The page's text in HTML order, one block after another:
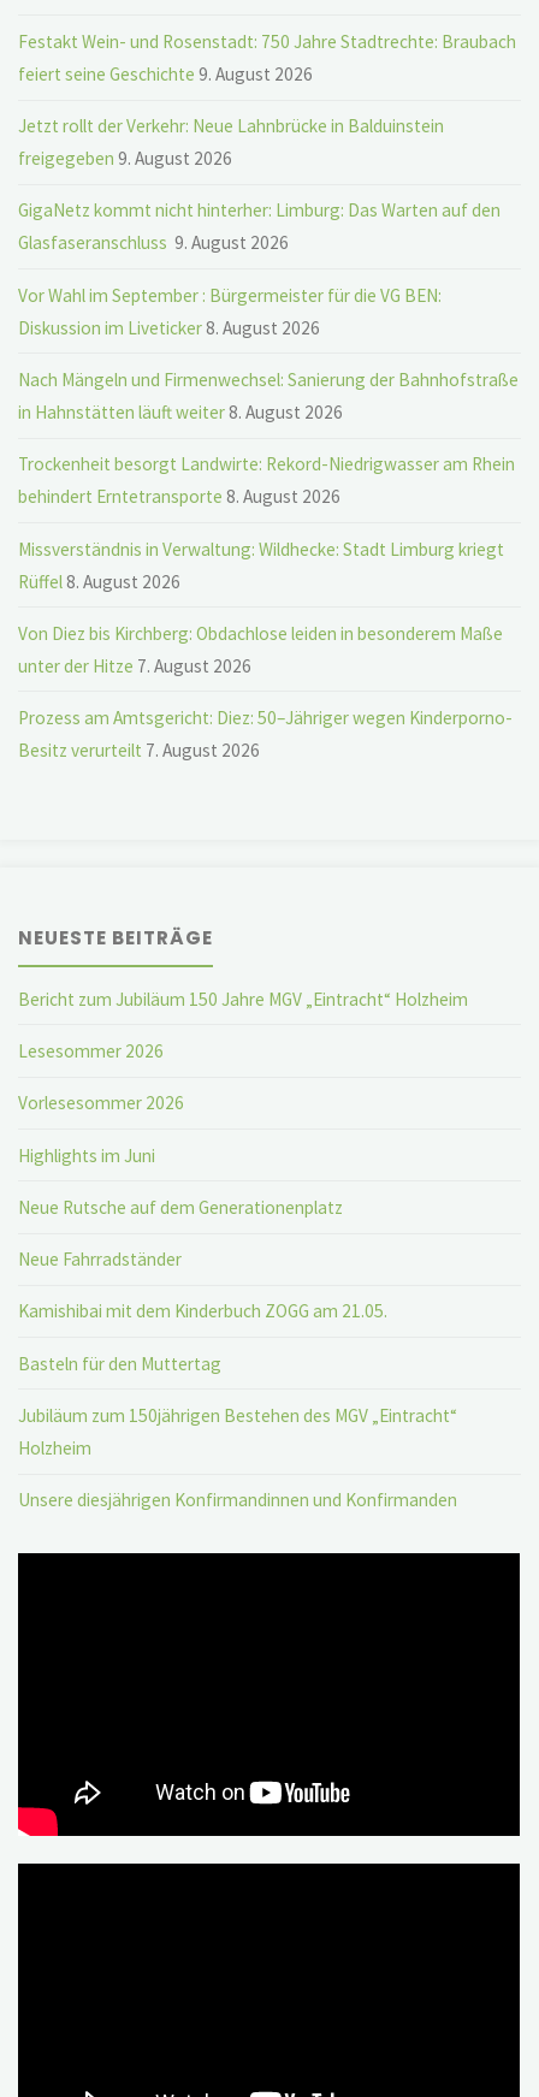
Festakt Wein- und Rosenstadt: 750 Jahre Stadtrechte: Braubach
feiert seine Geschichte 9. August 2026
Jetzt rollt der Verkehr: Neue Lahnbrücke in Balduinstein
freigegeben 9. August 2026
GigaNetz kommt nicht hinterher: Limburg: Das Warten auf den
Glasfaseranschluss 9. August 2026
Vor Wahl im September : Bürgermeister für die VG BEN:
Diskussion im Liveticker8. August 2026
Nach Mängeln und Firmenwechsel: Sanierung der Bahnhofstraße
in Hahnstätten läuft weiter8. August 2026
Trockenheit besorgt Landwirte: Rekord-Niedrigwasser am Rhein
behindert Erntetransporte 8. August 2026
Missverständnis in Verwaltung: Wildhecke: Stadt Limburg kriegt
Rüffel8. August 2026
Von Diez bis Kirchberg: Obdachlose leiden in besonderem Maße
unter der Hitze 7. August 2026
Prozess am Amtsgericht: Diez: 50–Jähriger wegen Kinderporno-
Besitz verurteilt 7. August 2026
NEUESTE BEITRÄGE
Bericht zum Jubiläum 150 Jahre MGV „Eintracht“ Holzheim
Lesesommer 2026
Vorlesesommer 2026
Highlights im Juni
Neue Rutsche auf dem Generationenplatz
Neue Fahrradständer
Kamishibai mit dem Kinderbuch ZOGG am 21.05.
Basteln für den Muttertag
Jubiläum zum 150jährigen Bestehen des MGV „Eintracht“
Holzheim
Unsere diesjährigen Konfirmandinnen und Konfirmanden